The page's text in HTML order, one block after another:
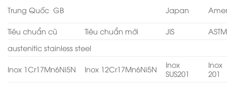
Trung Quốc GB Japan
Tiêu chuẩn cũ Tiêu chuẩn mới JIS
ASTM
austenitic stainless steel
Inox 1Cr17Mn6Ni5N Inox 12Cr17Mn6Ni5N
Inox
SUS201
Inox
201